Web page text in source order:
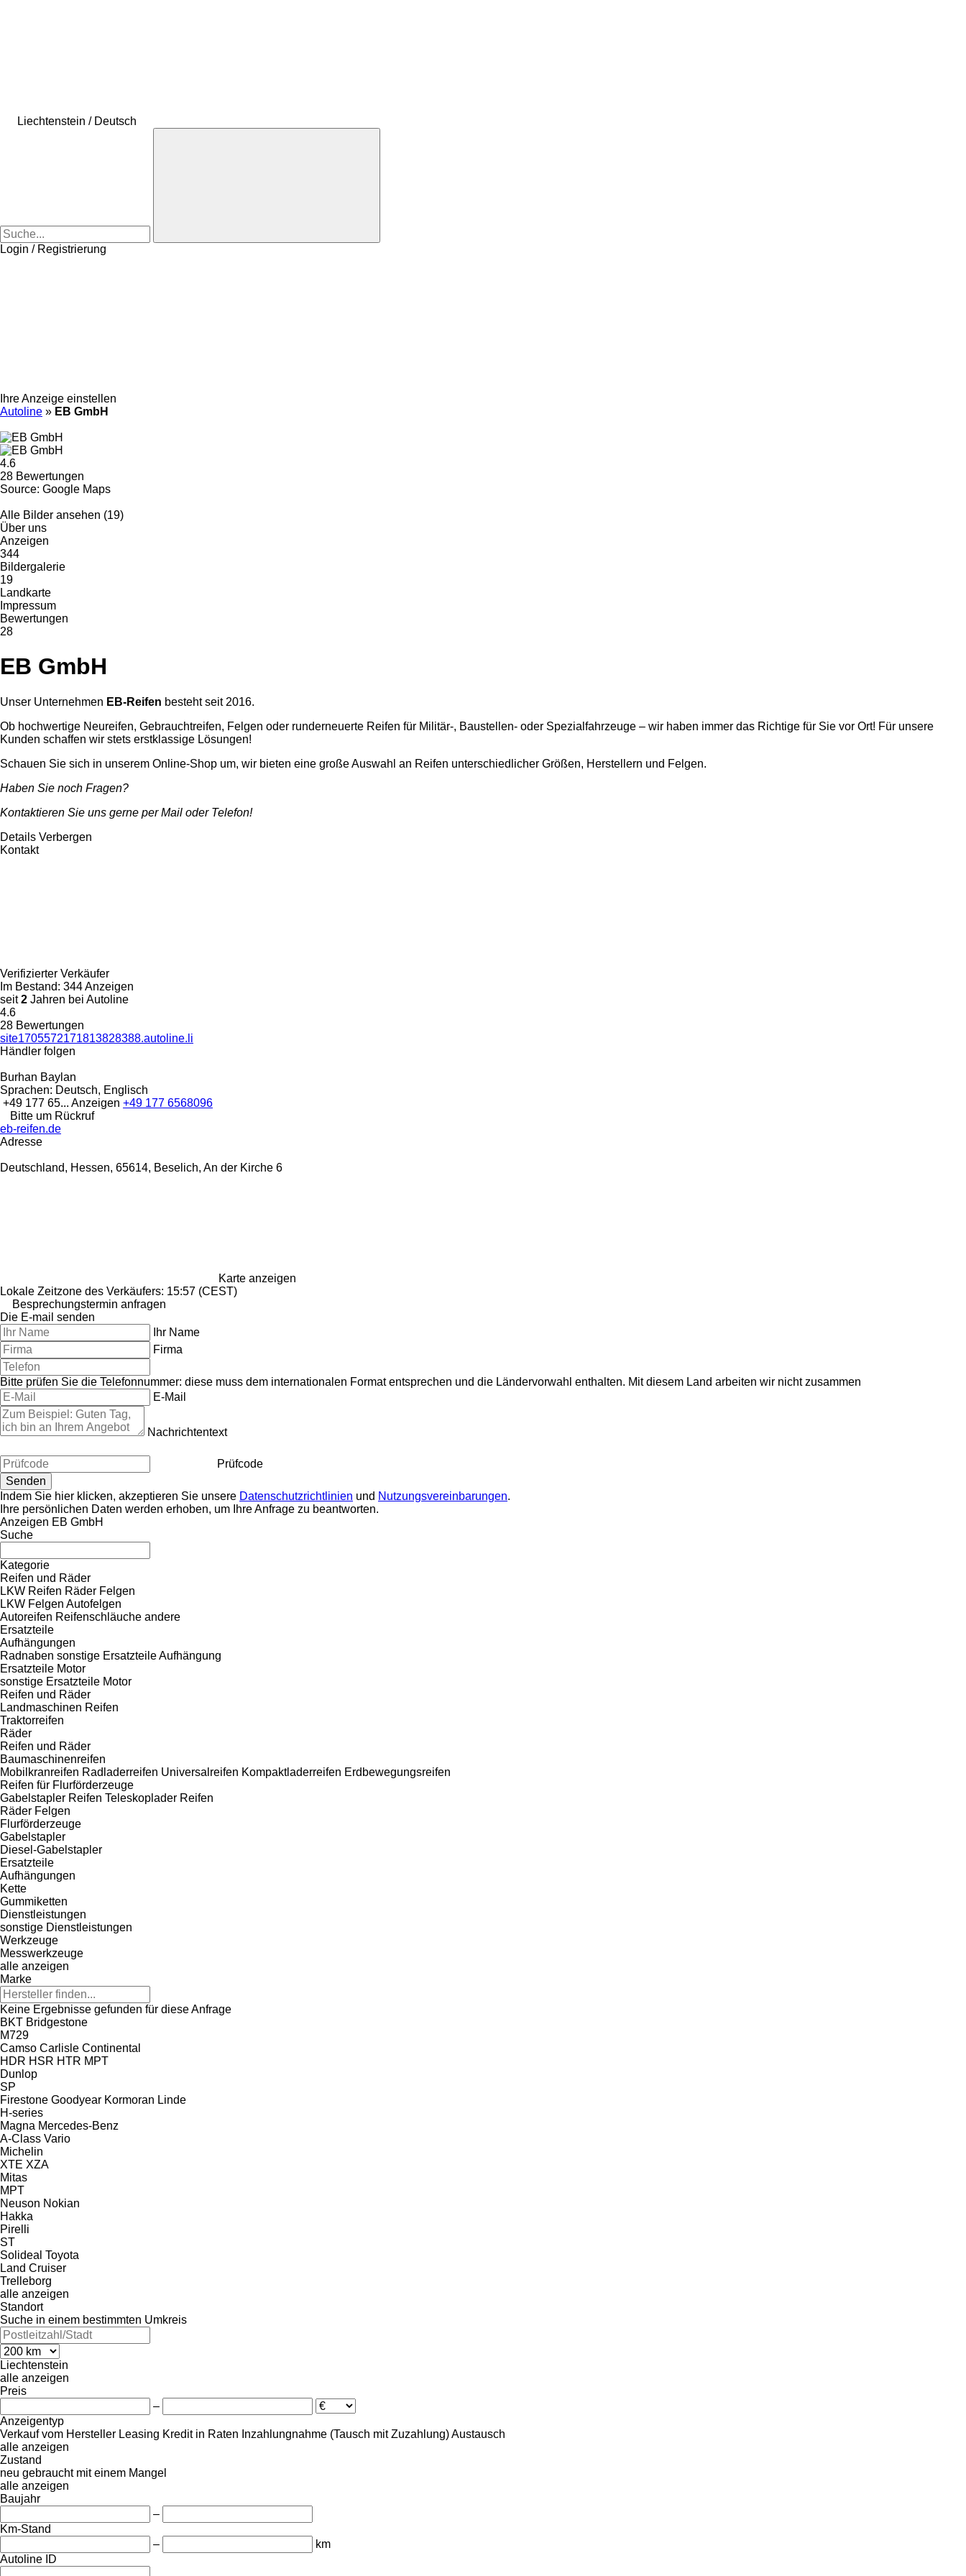
Liechtenstein / Deutsch
Login / Registrierung
Ihre Anzeige einstellen
Autoline » EB GmbH
4.6
28 Bewertungen
Source: Google Maps
Alle Bilder ansehen (19)
Über uns
Anzeigen
344
Bildergalerie
19
Landkarte
Impressum
Bewertungen
28
EB GmbH
Unser Unternehmen EB-Reifen besteht seit 2016.
Ob hochwertige Neureifen, Gebrauchtreifen, Felgen oder runderneuerte Reifen für Militär-, Baustellen- oder Spezialfahrzeuge – wir haben immer das Richtige für Sie vor Ort! Für unsere
Kunden schaffen wir stets erstklassige Lösungen!
Schauen Sie sich in unserem Online-Shop um, wir bieten eine große Auswahl an Reifen unterschiedlicher Größen, Herstellern und Felgen.
Haben Sie noch Fragen?
Kontaktieren Sie uns gerne per Mail oder Telefon!
Details Verbergen
Kontakt
Verifizierter Verkäufer
Im Bestand: 344 Anzeigen
seit2 Jahren bei Autoline
4.6
28 Bewertungen
site1705572171813828388.autoline.li
Händler folgen
Burhan Baylan
Sprachen: Deutsch, Englisch
+49 177 65... Anzeigen +49 177 6568096
Bitte um Rückruf
eb-reifen.de
Adresse
Deutschland, Hessen, 65614, Beselich, An der Kirche 6
Karte anzeigen
Lokale Zeitzone des Verkäufers: 15:57 (CEST)
Besprechungstermin anfragen
Die E-mail senden
Ihr Name
Firma
Bitte prüfen Sie die Telefonnummer: diese muss dem internationalen Format entsprechen und die Ländervorwahl enthalten. Mit diesem Land arbeiten wir nicht zusammen
E-Mail
Nachrichtentext
Prüfcode
Indem Sie hier klicken, akzeptieren Sie unsere Datenschutzrichtlinien und Nutzungsvereinbarungen.
Ihre persönlichen Daten werden erhoben, um Ihre Anfrage zu beantworten.
Anzeigen EB GmbH
Suche
Kategorie
Reifen und Räder
LKW Reifen Räder Felgen
LKW Felgen Autofelgen
Autoreifen Reifenschläuche andere
Ersatzteile
Aufhängungen
Radnaben sonstige Ersatzteile Aufhängung
Ersatzteile Motor
sonstige Ersatzteile Motor
Reifen und Räder
Landmaschinen Reifen
Traktorreifen
Räder
Reifen und Räder
Baumaschinenreifen
Mobilkranreifen Radladerreifen Universalreifen Kompaktladerreifen Erdbewegungsreifen
Reifen für Flurförderzeuge
Gabelstapler Reifen Teleskoplader Reifen
Räder Felgen
Flurförderzeuge
Gabelstapler
Diesel-Gabelstapler
Ersatzteile
Aufhängungen
Kette
Gummiketten
Dienstleistungen
sonstige Dienstleistungen
Werkzeuge
Messwerkzeuge
alle anzeigen
Marke
Keine Ergebnisse gefunden für diese Anfrage
BKT Bridgestone
M729
Camso Carlisle Continental
HDR HSR HTR MPT
Dunlop
SP
Firestone Goodyear Kormoran Linde
H-series
Magna Mercedes-Benz
A-Class Vario
Michelin
XTE XZA
Mitas
MPT
Neuson Nokian
Hakka
Pirelli
ST
Solideal Toyota
Land Cruiser
Trelleborg
alle anzeigen
Standort
Suche in einem bestimmten Umkreis
Liechtenstein
alle anzeigen
Preis
–
Anzeigentyp
Verkauf vom Hersteller Leasing Kredit in Raten Inzahlungnahme (Tausch mit Zuzahlung)Austausch
alle anzeigen
Zustand
neu gebraucht mit einem Mangel
alle anzeigen
Baujahr
–
Km-Stand
–
km
Autoline ID